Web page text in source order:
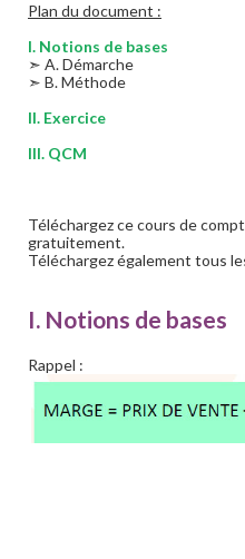
Plan du document :
I. Notions de bases
➣ A. Démarche
➣ B. Méthode
II. Exercice
III. QCM
Téléchargez ce cours de
gratuitement.
Téléchargez également tous
I. Notions de bases
Rappel :